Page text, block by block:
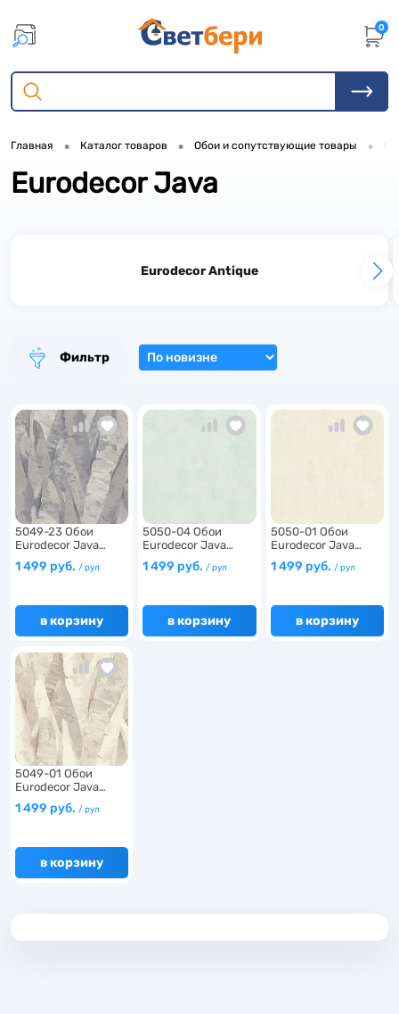
0
Главная • Каталог товаров • Обои и сопутствующие товары •
Eurodecor Java
Eurodecor Antique
3
6
6
Фильтр
5049-23 Обои
Eurodecor Java…
1 499 руб. / рул
в корзину
5050-04 Обои
Eurodecor Java…
1 499 руб./ рул
в корзину
5050-01 Обои
Eurodecor Java…
1 499 руб. / рул
в корзину
5049-01 Обои
Eurodecor Java…
1 499 руб. / рул
в корзину